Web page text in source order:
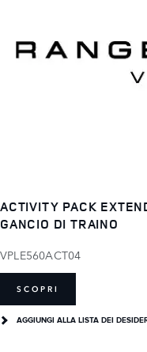
ACTIVITY PACK
GANCIO DI TRAINO
VPLE560ACT04
SCOPRI
AGGIUNGI ALLA LISTA DEI